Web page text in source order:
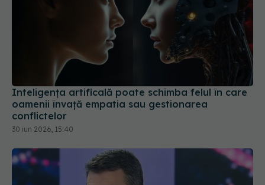
Inteligența artificală poate schimba felul în care
oamenii învață empatia sau gestionarea
conflictelor
30 iun 2026, 15:40